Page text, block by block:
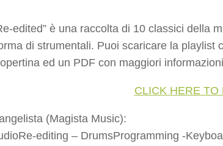
edited” è una raccolta di 10 classici della
di strumentali. Puoi scaricare la playlist
ed un PDF con maggiori
CLICK HERE TO
(Magista Music):
editing – DrumsProgramming -